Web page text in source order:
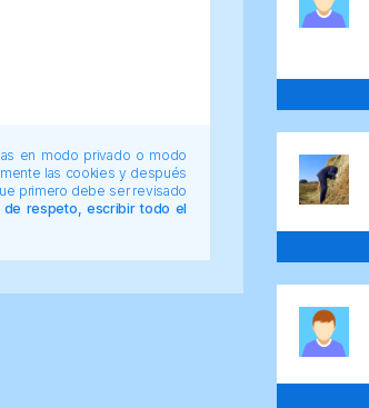
en modo privado o modo
las cookies y después
primero debe ser revisado
de respeto, escribir todo el